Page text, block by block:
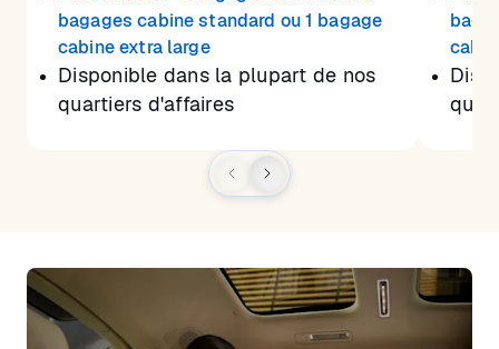
bagages cabine standard ou 1 bagage
cabine extra large
Disponible dans la plupart de nos
quartiers d'affaires